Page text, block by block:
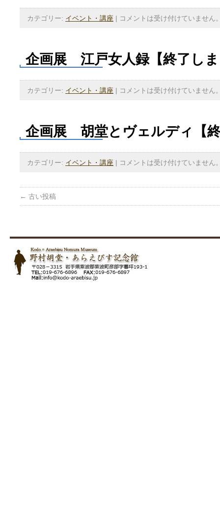
カテゴリー: イベント・講座 | コメントは受け付けていません
企画展 江戸女人録【終了し
カテゴリー: イベント・講座 | コメントは受け付けていません
企画展 胡堂とヴェルディ【
カテゴリー: イベント・講座 | コメントは受け付けていません
← 古い投稿